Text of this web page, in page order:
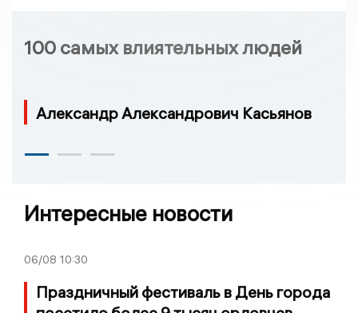
100 самых влиятельных людей
Александр Александрович Касьянов
Интересные новости
06/08 10:30
Праздничный фестиваль в День города